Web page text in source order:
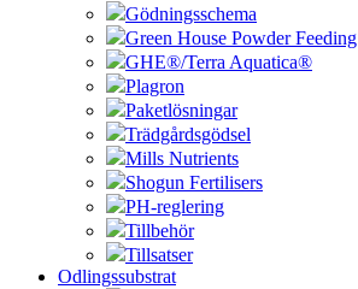
Gödningsschema
Green House Powder Feeding
GHE®/Terra Aquatica®
Plagron
Paketlösningar
Trädgårdsgödsel
Mills Nutrients
Shogun Fertilisers
PH-reglering
Tillbehör
Tillsatser
Odlingssubstrat